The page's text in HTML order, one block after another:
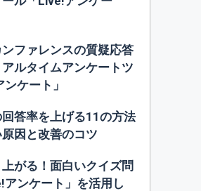
ファレンスの質疑応答
ルタイムアンケートツ
ケート」
答率を上げる11の方法
原因と改善のコツ
がる！面白いクイズ問
ンケート」を活用し